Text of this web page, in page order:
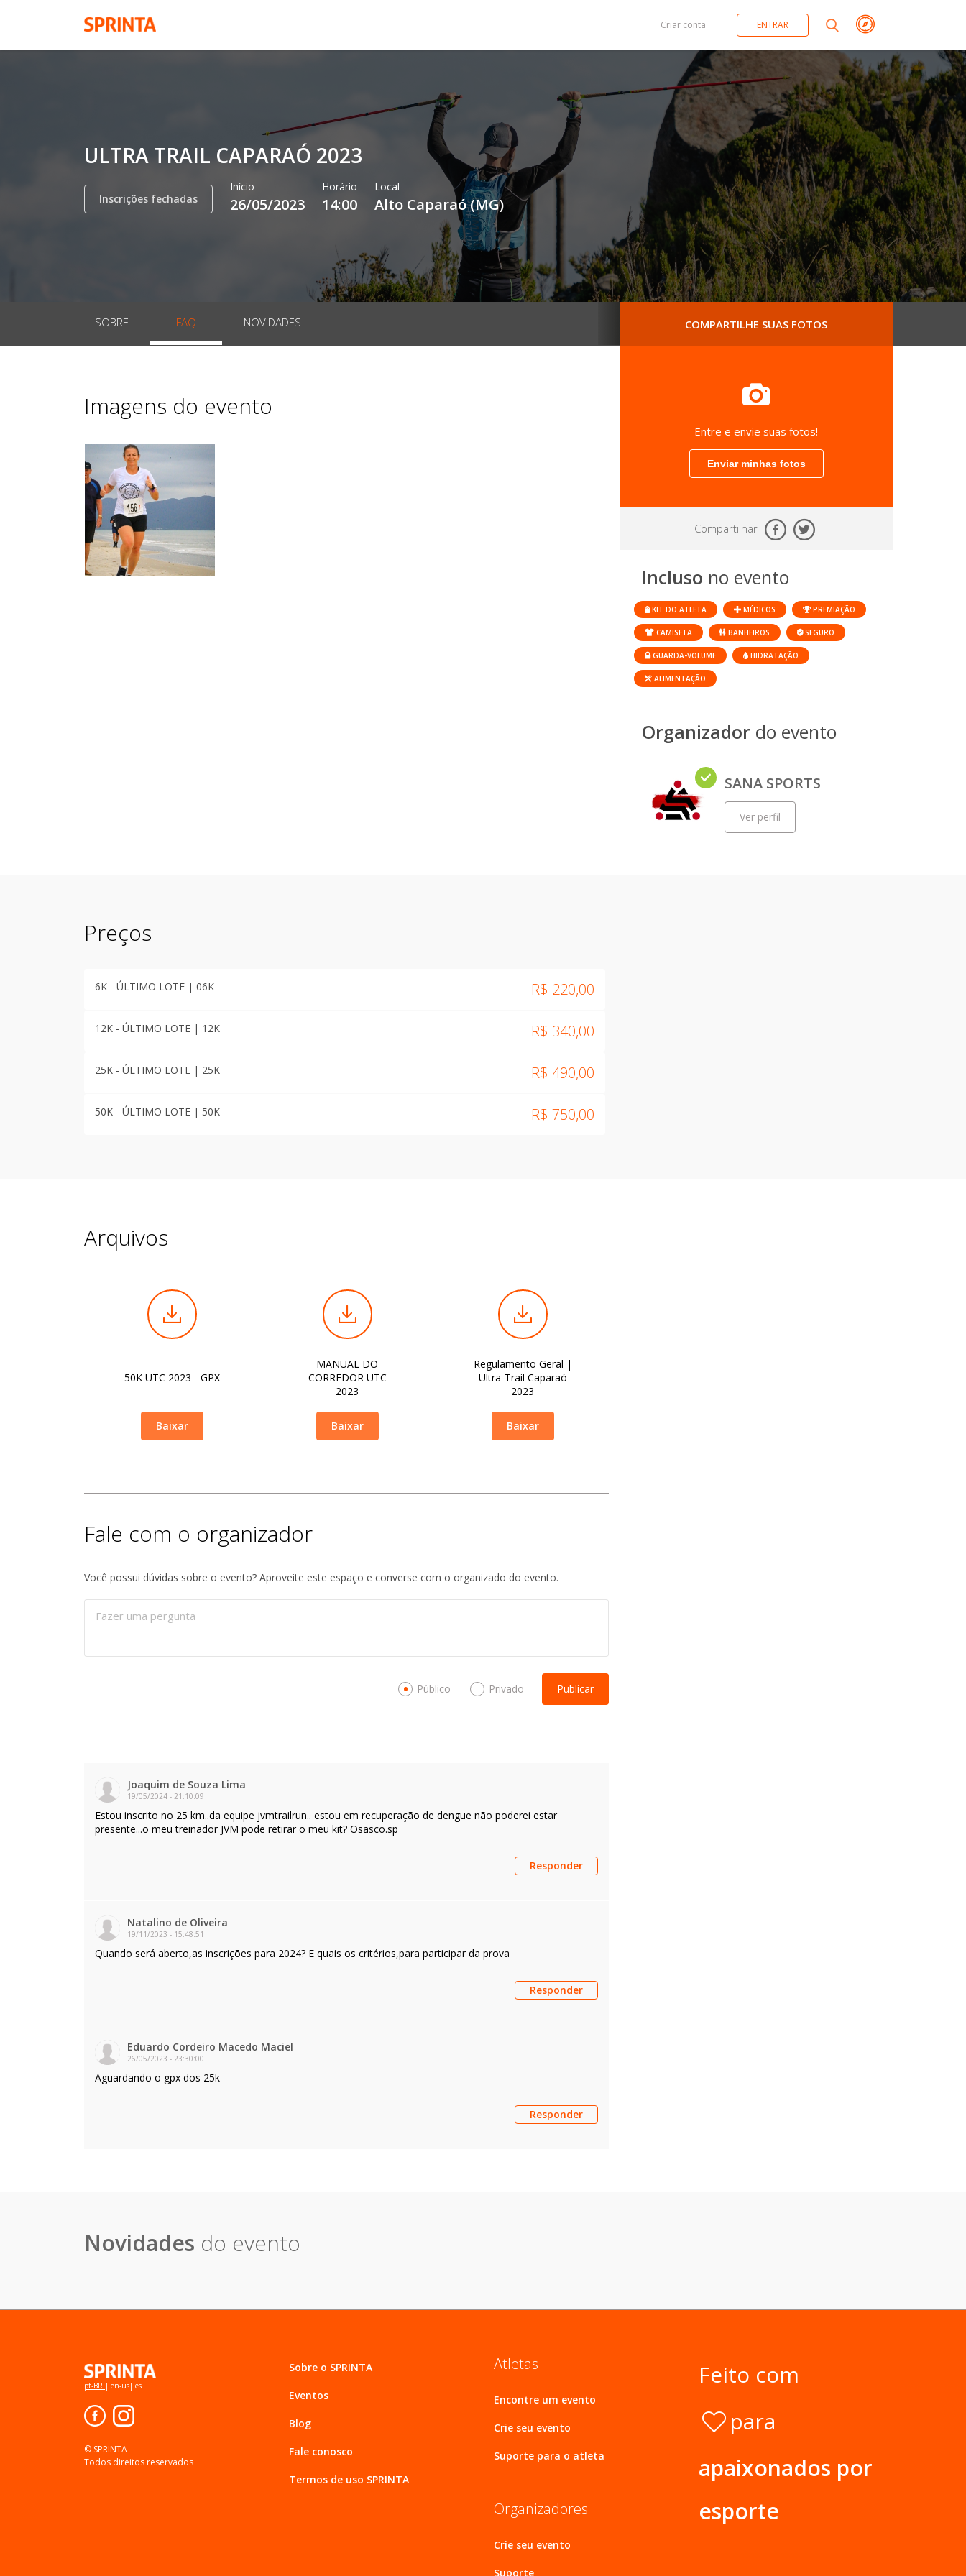
Criar conta ENTRAR
ULTRA TRAIL CAPARAÓ 2023
Inscrições fechadas
Início
26/05/2023
Horário
14:00
Local
Alto Caparaó(MG)
SOBRE FAQ NOVIDADES COMPARTILHE SUAS FOTOS
Entre e envie suas fotos!
Enviar minhas fotos
Compartilhar
Incluso no evento
KIT DO ATLETA MÉDICOS PREMIAÇÃO
CAMISETA BANHEIROS SEGURO
GUARDA-VOLUME HIDRATAÇÃO
ALIMENTAÇÃO
Organizador do evento
SANA SPORTS
Ver perfil
Imagens do evento
Preços
6K - ÚLTIMO LOTE | 06K R$ 220,00
12K - ÚLTIMO LOTE | 12K R$ 340,00
25K - ÚLTIMO LOTE | 25K R$ 490,00
50K - ÚLTIMO LOTE | 50K R$ 750,00
Arquivos
50K UTC 2023 - GPX
Baixar
MANUAL DO
CORREDOR UTC
2023
Baixar
Regulamento Geral |
Ultra-Trail Caparaó
2023
Baixar
Fale com o organizador
Você possui dúvidas sobre o evento? Aproveite este espaço e converse com o organizado do evento.
Publicar
Privado
Público
Joaquim de Souza Lima
19/05/2024 - 21:10:09
Estou inscrito no 25 km..da equipe jvmtrailrun.. estou em recuperação de dengue não poderei estar
presente...o meu treinador JVM pode retirar o meu kit? Osasco.sp
Responder
Natalino de Oliveira
19/11/2023 - 15:48:51
Quando será aberto,as inscrições para 2024? E quais os critérios,para participar da prova
Responder
Eduardo Cordeiro Macedo Maciel
26/05/2023 - 23:30:00
Aguardando o gpx dos 25k
Responder
Novidades do evento
pt-BR | en-us| es
© SPRINTA
Todos direitos reservados
Sobre o SPRINTA
Eventos
Blog
Fale conosco
Termos de uso SPRINTA
Atletas
Encontre um evento
Crie seu evento
Suporte para o atleta
Organizadores
Crie seu evento
Suporte
Feito com
para
apaixonados por
esporte